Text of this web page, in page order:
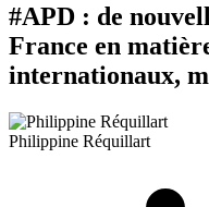
#APD : de
France en
internationaux,
Philippine Réquillart